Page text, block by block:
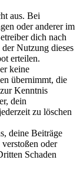
aus. Bei
oder anderer im
dich nach
Nutzung dieses
erteilen.
keine
übernimmt, die
Kenntnis
dein
zu löschen
deine Beiträge
oder
Schaden